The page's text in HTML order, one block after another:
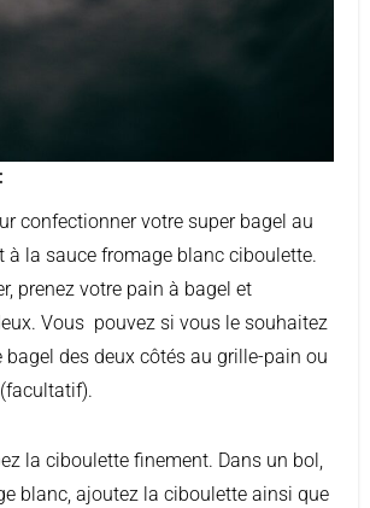
à la sauce fromage blanc ciboulette.
prenez votre pain à bagel et
Vous pouvez si vous le souhaitez
bagel des deux côtés au grille-pain ou
la ciboulette finement. Dans un bol,
blanc, ajoutez la ciboulette ainsi que